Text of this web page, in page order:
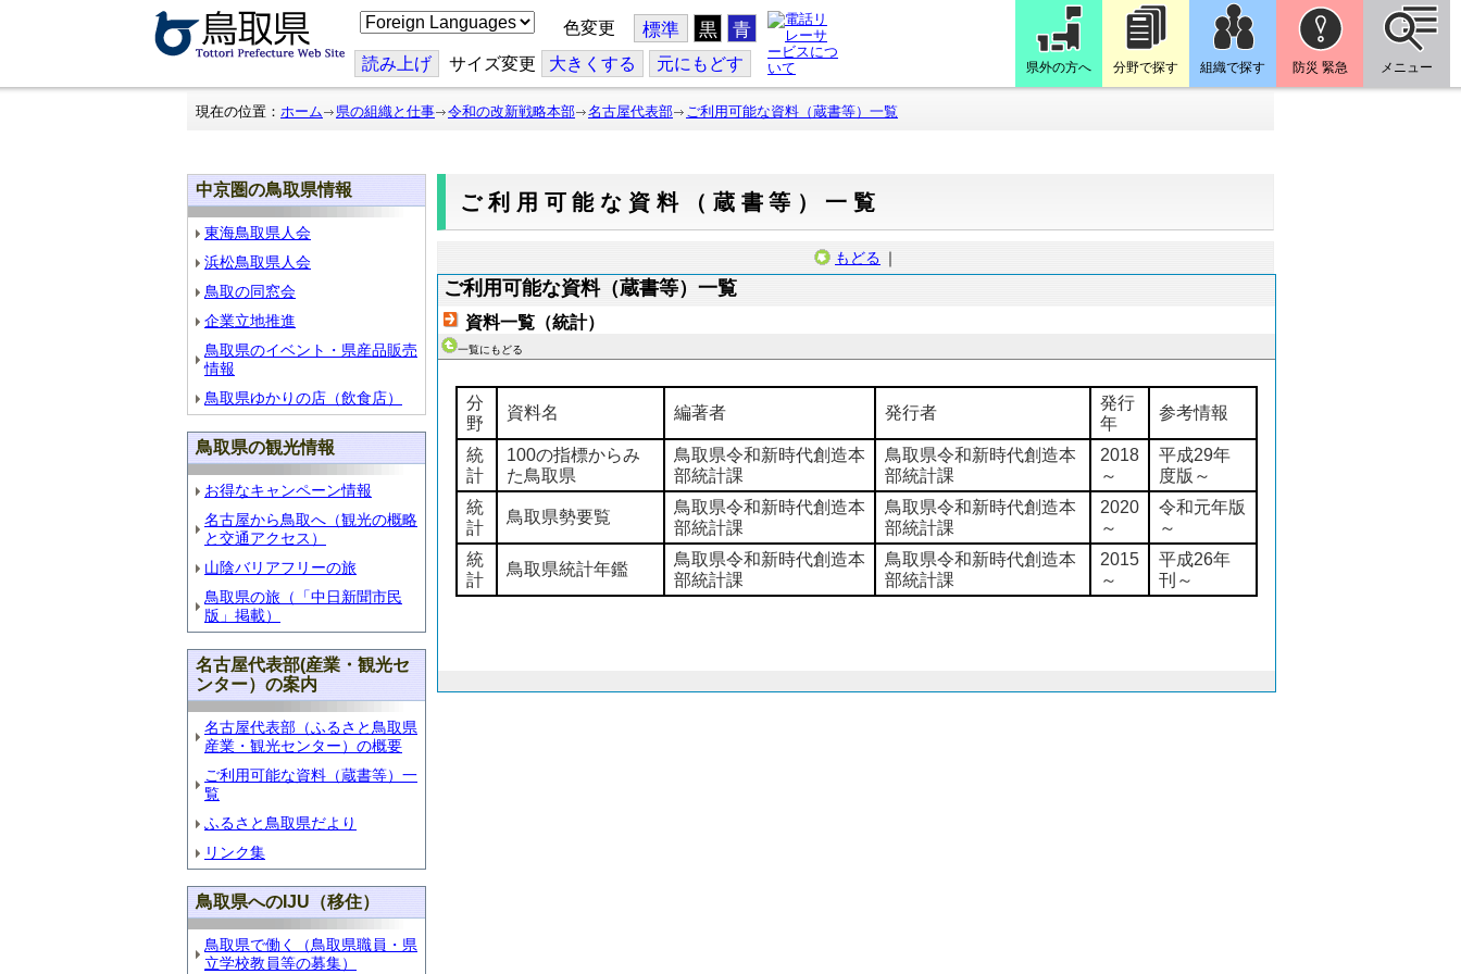
こ
の
ジ
を
翻
色変更 標準 黒 青
読み上げ サイズ変更 大きくする 元にもどす 県外の方へ 分野で探す 組織で探す 防災 緊急 メニュー
現在の位置： ホーム 県の組織と仕事 令和の改新戦略本部 名古屋代表部 ご利用可能な資料（蔵書等）一覧
中京圏の鳥取県情報
東海鳥取県人会
浜松鳥取県人会
鳥取の同窓会
企業立地推進
鳥取県のイベント・県産品販売
情報
鳥取県ゆかりの店（飲食店）
鳥取県の観光情報
お得なキャンペーン情報
名古屋から鳥取へ（観光の概略
と交通アクセス）
山陰バリアフリーの旅
鳥取県の旅（「中日新聞市民
版」掲載）
名古屋代表部(産業・観光セ
ンター）の案内
名古屋代表部（ふるさと鳥取県
産業・観光センター）の概要
ご利用可能な資料（蔵書等）一
覧
ふるさと鳥取県だより
リンク集
鳥取県へのIJU（移住）
鳥取県で働く（鳥取県職員・県
立学校教員等の募集）
ご利用可能な資料（蔵書等）一覧
もどる ｜
ご利用可能な資料（蔵書等）一覧
資料一覧（統計）
一覧にもどる
分
野
資料名 編著者 発行者
発行
年
参考情報
統
計
100の指標からみ
た鳥取県
鳥取県令和新時代創造本
部統計課
鳥取県令和新時代創造本
部統計課
2018
～
平成29年
度版～
統
計
鳥取県勢要覧
鳥取県令和新時代創造本
部統計課
鳥取県令和新時代創造本
部統計課
2020
～
令和元年版
～
統
計
鳥取県統計年鑑
鳥取県令和新時代創造本
部統計課
鳥取県令和新時代創造本
部統計課
2015
～
平成26年
刊～